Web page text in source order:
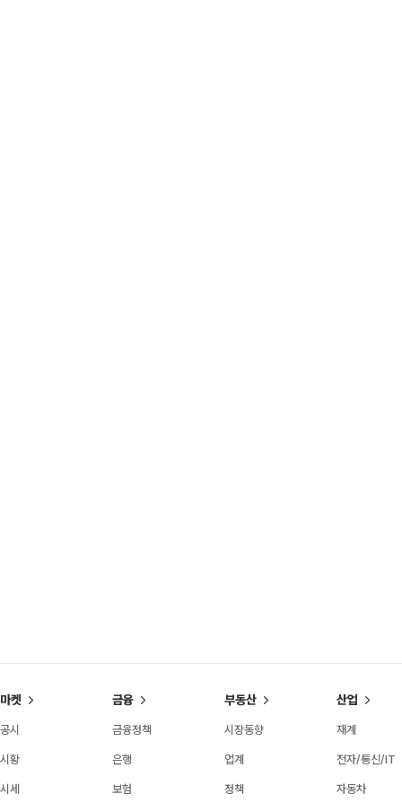
마켓
공시
시황
시세
금융
금융정책
은행
보험
부동산
시장동향
업계
정책
산업
재계
전자/통신/IT
자동차